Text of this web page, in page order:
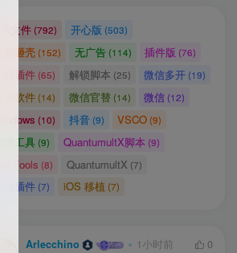
IPA文件(792) 开心版 (503)
付费砸壳(152) 无广告(114) 插件版 (76)
无根插件 (65) 解锁脚本 (25) 微信多开(19)
安卓软件(14) 微信官替(14) 微信(12)
Windows (10) 抖音(9) VSCO(9)
越狱工具(9) QuantumultX脚本(9)
TrollFools (8) QuantumultX (7)
微信插件 (7) iOS 移植 (7)
Arlecchino 1小时前
0